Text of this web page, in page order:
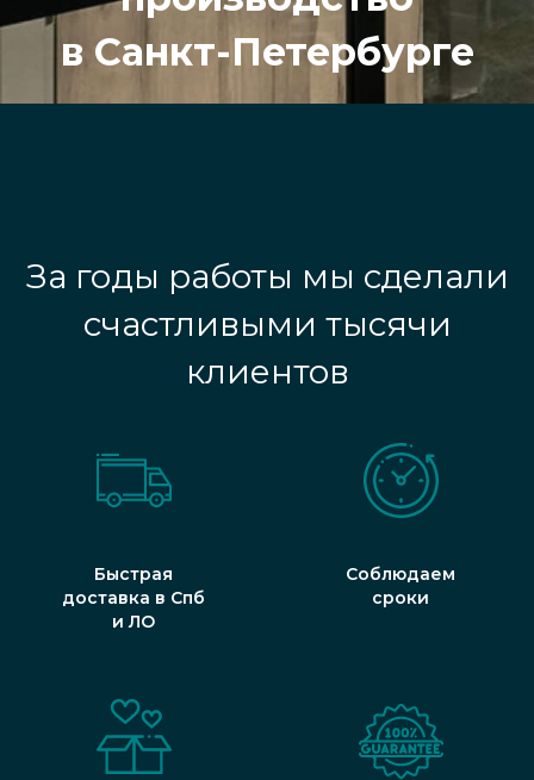
в Санкт-Петербурге
За годы работы мы сделали
счастливыми тысячи
клиентов
Быстрая
доставка в Спб
и ЛО
Соблюдаем
сроки